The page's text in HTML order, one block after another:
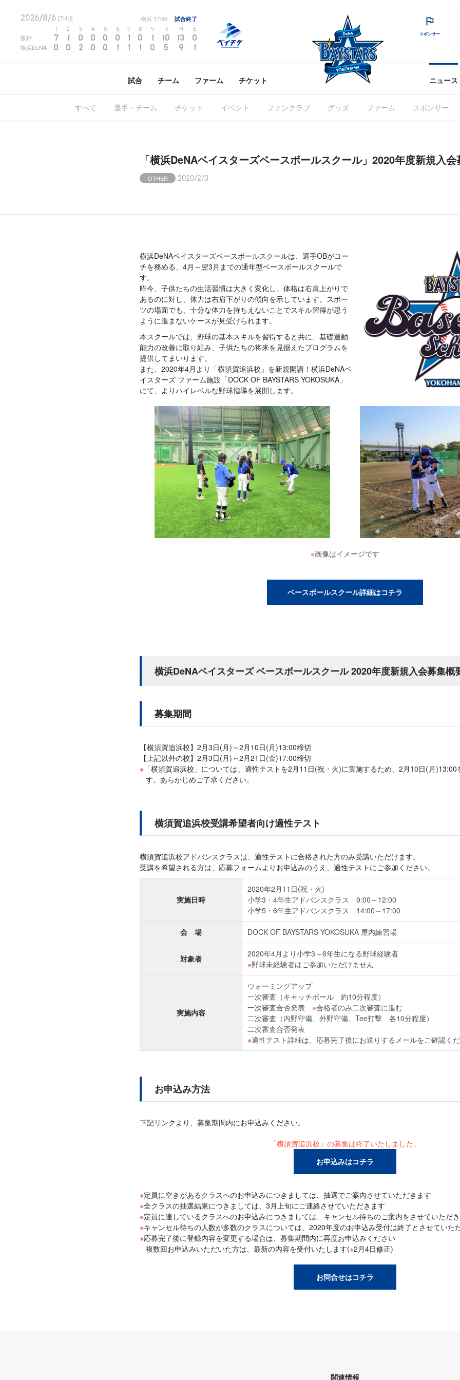
2026/8/6 [THU] 横浜 17:45 試合終了
2 3 4 5 6 7 8 9 R H E
阪神 7 1 0 0 0 0 1 0 1 10 13 0
横浜DeNA 0 0 2 0 0 1 1 1 0 5 9 1
スポンサー
試合 チーム ファーム チケット ニュース
すべて 選手・チーム チケット イベント ファンクラブ グッズ ファーム スポンサー
「横浜DeNAベイスターズベースボールスクール」2020年度新規入
OTHER 2020/2/3
横浜DeNAベイスターズベースボールスクールは、選手OBがコー
チを務める、4月～翌3月までの通年型ベースボールスクールで
す。
昨今、子供たちの生活習慣は大きく変化し、体格は右肩上がりで
あるのに対し、体力は右肩下がりの傾向を示しています。スポー
ツの場面でも、十分な体力を持ちえないことでスキル習得が思う
ように進まないケースが見受けられます。
本スクールでは、野球の基本スキルを習得すると共に、基礎運動
能力の改善に取り組み、子供たちの将来を見据えたプログラムを
提供してまいります。
また、2020年4月より「横須賀追浜校」を新規開講！横浜DeNAベ
イスターズ ファーム施設「DOCK OF BAYSTARS YOKOSUKA」
にて、よりハイレベルな野球指導を展開します。
※画像はイメージです
ベースボールスクール詳細はコチラ
横浜DeNAベイスターズ ベースボールスクール 2020年度新規入会募集概
募集期間
【横須賀追浜校】2月3日(月)～2月10日(月)13:00締切
【上記以外の校】2月3日(月)～2月21日(金)17:00締切
「横須賀追浜校」については、適性テストを2月11日(祝・火)に実施するため、2月10日(月
す。あらかじめご了承ください。
横須賀追浜校受講希望者向け適性テスト
横須賀追浜校アドバンスクラスは、適性テストに合格された方のみ受講いただけます。
受講を希望される方は、応募フォームよりお申込みのうえ、適性テストにご参加ください。
実施日時
2020年2月11日(祝・火)
小学3・4年生アドバンスクラス 9:00～12:00
小学5・6年生アドバンスクラス 14:00～17:00
会 場 DOCK OF BAYSTARS YOKOSUKA 屋内練習場
対象者
2020年4月より小学3～6年生になる野球経験者
野球未経験者はご参加いただけません
実施内容
ウォーミングアップ
一次審査（キャッチボール 約10分程度）
一次審査合否発表 ※合格者のみ二次審査に進む
二次審査（内野守備、外野守備、Tee打撃 各10分程度）
二次審査合否発表
適性テスト詳細は、応募完了後にお送りするメールをご確認く
お申込み方法
下記リンクより、募集期間内にお申込みください。
「横須賀追浜校」の募集は終了いたしました。
お申込みはコチラ
定員に空きがあるクラスへのお申込みにつきましては、抽選でご案内させていただきます
全クラスの抽選結果につきましては、3月上旬にご連絡させていただきます
定員に達しているクラスへのお申込みにつきましては、キャンセル待ちのご案内をさせていただ
キャンセル待ちの人数が多数のクラスについては、2020年度のお申込み受付は終了とさせていた
応募完了後に登録内容を変更する場合は、募集期間内に再度お申込みください
複数回お申込みいただいた方は、最新の内容を受付いたします(※2月4日修正)
お問合せはコチラ
関連情報